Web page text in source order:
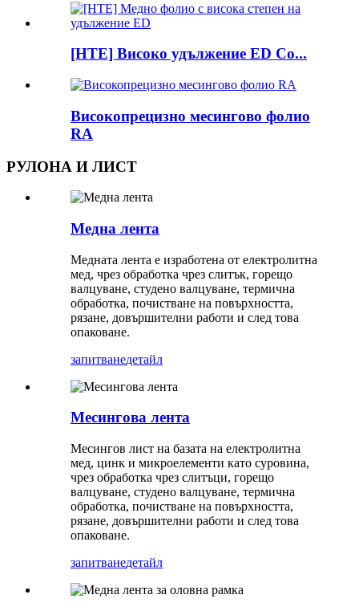
[HTE] Високо удължение ED Co...
Високопрецизно месингово фолио
RA
РУЛОНА И ЛИСТ
Медна лента
Медната лента е изработена от електролитна
мед, чрез обработка чрез слитък, горещо
валцуване, студено валцуване, термична
обработка, почистване на повърхността,
рязане, довършителни работи и след това
опаковане.
запитванедетайл
Месингова лента
Месингов лист на базата на електролитна
мед, цинк и микроелементи като суровина,
чрез обработка чрез слитъци, горещо
валцуване, студено валцуване, термична
обработка, почистване на повърхността,
рязане, довършителни работи и след това
опаковане.
запитванедетайл